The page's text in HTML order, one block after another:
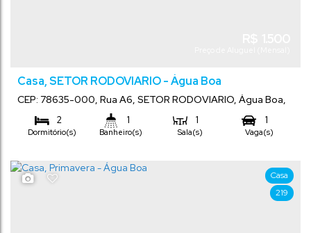
Casa, SETOR RODOVIARIO - Água Boa
CEP: 78635-000, Rua A6, SETOR RODOVIARIO, Água Boa,
2
Dormitório(s)
1
Banheiro(s)
1
Sala(s)
1
Vaga(s)
219
Casa